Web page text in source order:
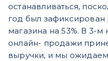
останавливаться,
год был зафиксирован
магазина на 53%. В 3-м
онлайн- продажи
выручки, и мы